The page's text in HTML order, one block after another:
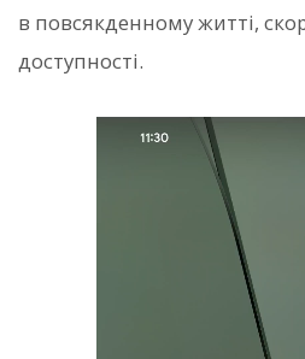
в повсякденному житті,
доступності.